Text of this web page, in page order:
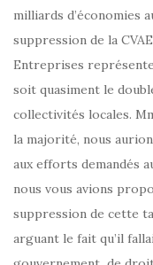
milliards d’économies
suppression de la
Entreprises
soit quasiment le
collectivités locales.
la majorité, nous
aux efforts demandés
nous vous avions
suppression de cette
arguant le fait qu’il